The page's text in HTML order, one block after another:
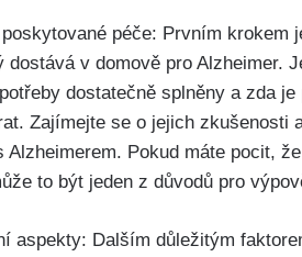
péče: Prvním krokem
dostává v domově pro Alzheimer.
dostatečně splněny a zda
Zajímejte se o jejich zkušenosti
Alzheimerem. Pokud máte pocit,
to být jeden z důvodů pro
aspekty: Dalším důležitým